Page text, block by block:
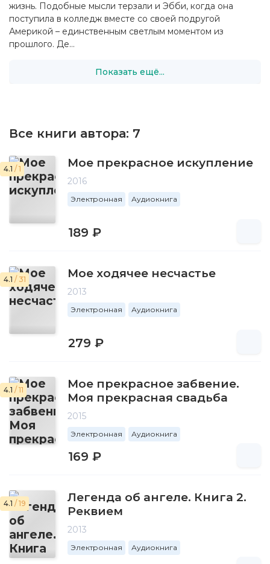
жизнь. Подобные мысли терзали и Эбби, когда она
поступила в колледж вместе со своей подругой
Америкой – единственным светлым моментом из
прошлого. Де...
Показать ещё...
Все книги автора: 7
4.1 / 1 Мое прекрасное искупление
2016
Электронная Аудиокнига
189 ₽
4.1 / 31 Мое ходячее несчастье
2013
Электронная Аудиокнига
279 ₽
4.1 / 11
Мое прекрасное забвение.
Моя прекрасная свадьба
2015
Электронная Аудиокнига
169 ₽
4.1 / 19
Легенда об ангеле. Книга 2.
Реквием
2013
Электронная Аудиокнига